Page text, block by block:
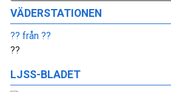
VÄDERSTATIONEN
?? från ??
??
LJSS-BLADET